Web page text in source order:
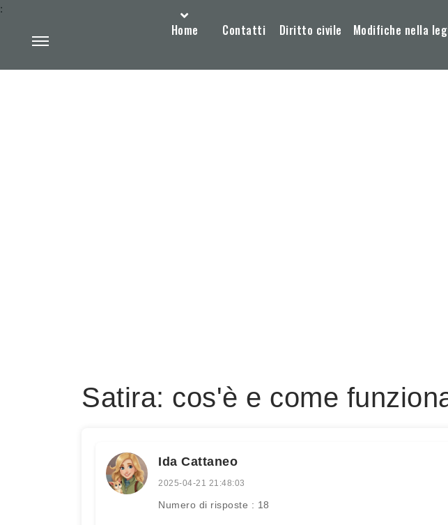
Home Contatti Diritto civile Modifiche nella
:
Satira: cos'è e come
Ida Cattaneo
2025-04-21 21:48:03
Numero di risposte : 18